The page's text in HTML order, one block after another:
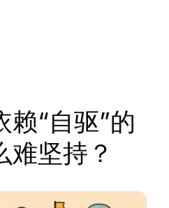
赖“自驱”的
难坚持？